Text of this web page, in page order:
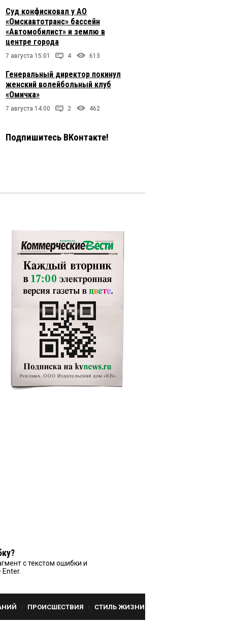
Суд конфисковал у АО
«Омскавтотранс» бассейн
«Автомобилист» и землю в
центре города
7 августа 15:01 4 613
Генеральный директор покинул
женский волейбольный клуб
«Омичка»
7 августа 14:00 2 462
Подпишитесь ВКонтакте!
с текстом ошибки и
ПРОИСШЕСТВИЯ СТИЛЬ ЖИЗНИ